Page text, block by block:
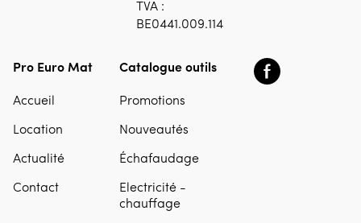
TVA :
BE0441.009.114
Pro Euro Mat
Accueil
Location
Actualité
Contact
Catalogue outils
Promotions
Nouveautés
Échafaudage
Electricité -
chauffage